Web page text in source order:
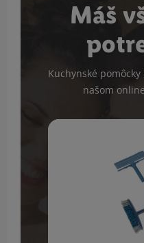
Máš
Kuchynské
našom